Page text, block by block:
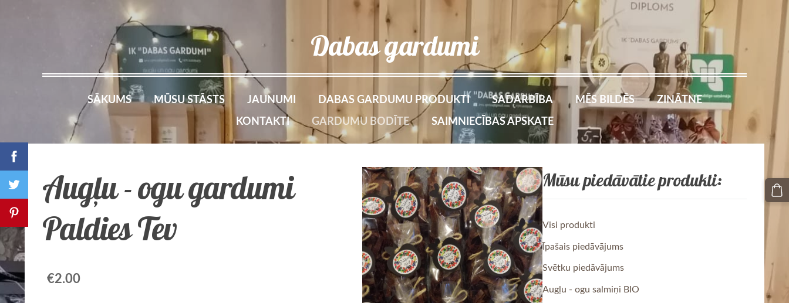
Dabas gardumi
SĀKUMS MŪSU STĀSTS JAUNUMI DABAS GARDUMU PRODUKTI SADARBĪBA MĒS BILDĒS
ZINĀTNE
KONTAKTI
GARDUMU BODĪTE SAIMNIECĪBAS APSKATE
Mūsu piedāvātie produkti:
Visi produkti
Īpašais piedāvājums
Svētku piedāvājums
Augļu - ogu salmiņi BIO
Augļu - ogu gardumi
Paldies Tev
€2.00